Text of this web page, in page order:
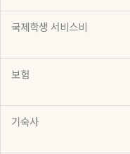
국제학생 서비스비
보험
기숙사